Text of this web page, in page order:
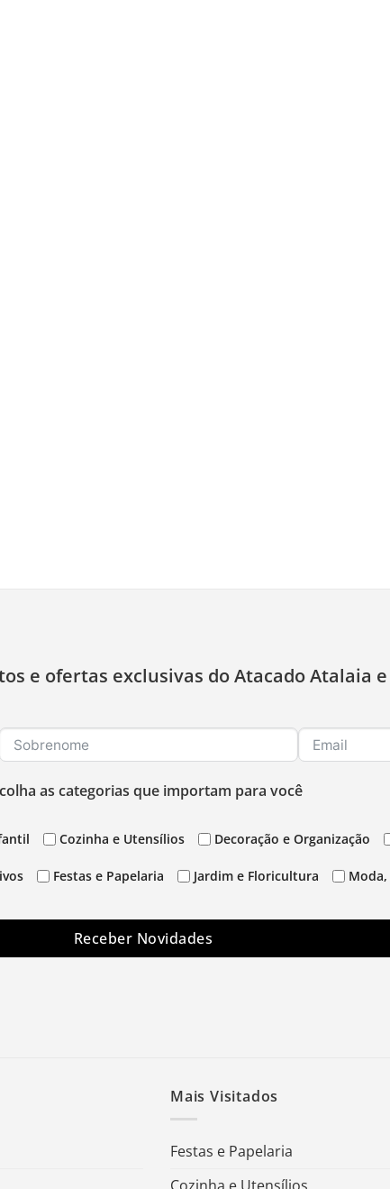
e ofertas exclusivas do Atacado Atalaia
as categorias que importam para você
Cozinha e Utensílios Decoração e Organização
Festas e Papelaria Jardim e Floricultura Moda,
Receber Novidades
Mais Visitados
Festas e Papelaria